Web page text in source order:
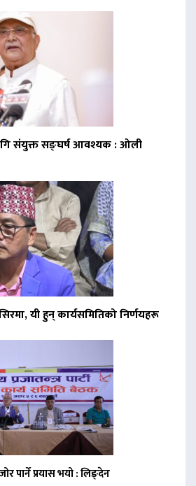
संयुक्त सङ्घर्ष आवश्यक : ओली
यी हुन् कार्यसमितिको निर्णयहरू
पार्ने प्रयास भयो : लिङ्देन